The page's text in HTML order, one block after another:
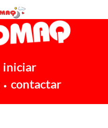
iniciar
• contactar